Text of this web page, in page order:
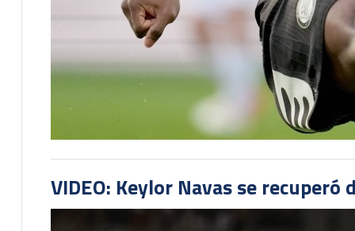
VIDEO: Keylor Navas se